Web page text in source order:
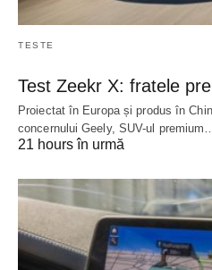
TESTE
Test Zeekr X: fratele
Proiectat în Europa și produs în
concernului Geely, SUV-ul
21 hours în urmă